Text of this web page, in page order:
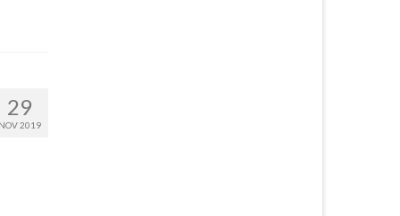
29
NOV 2019